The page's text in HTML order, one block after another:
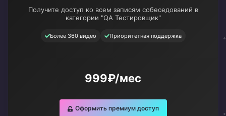
Получите доступ ко всем записям собеседований в
категории "QA Тестировщик"
Более 360 видео Приоритетная поддержка
999₽/мес
Оформить премиум доступ